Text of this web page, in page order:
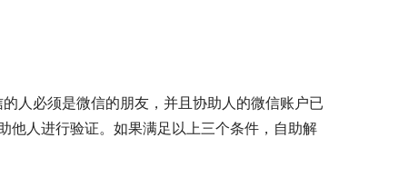
人必须是微信的朋友，并且协助人的微信账户已
他人进行验证。如果满足以上三个条件，自助解